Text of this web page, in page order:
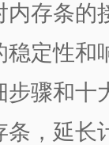
存条的
定性和
骤和十
，延长